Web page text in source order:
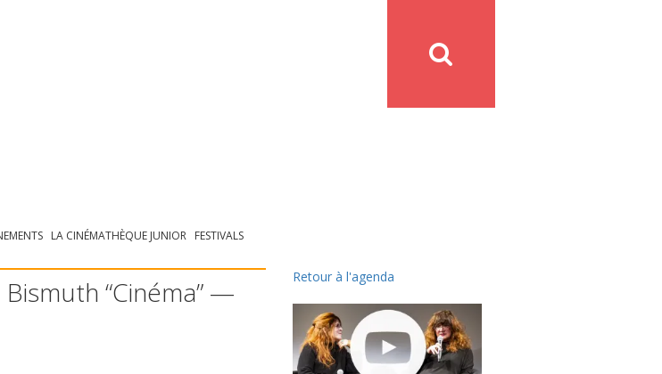
LA CINÉMATHÈQUE JUNIOR FESTIVALS
“Cinéma” — Retour à l'agenda